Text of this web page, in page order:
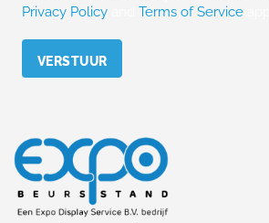
Privacy Policy
Terms of Service